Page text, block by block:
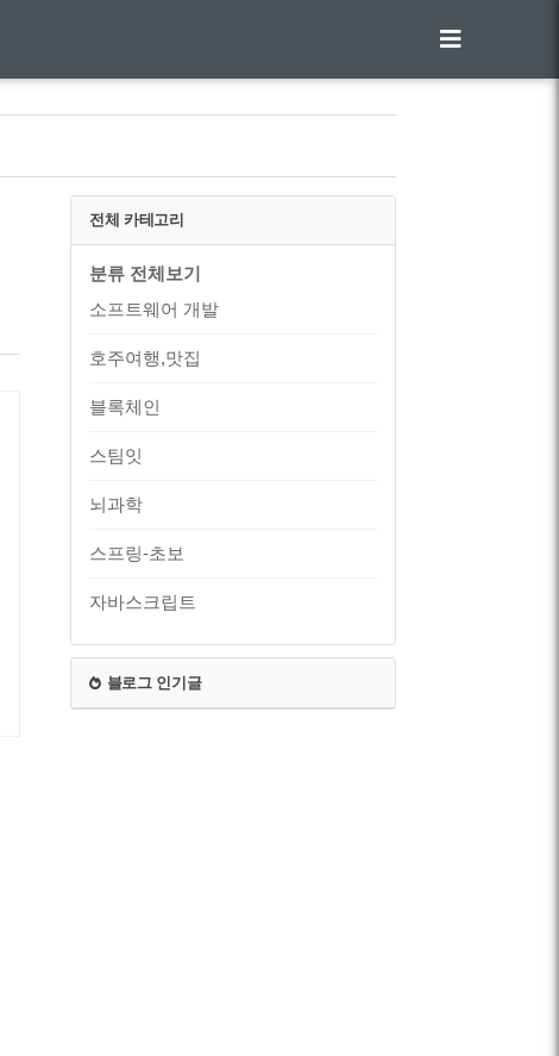
전체 카테고리
분류 전체보기
소프트웨어 개발
호주여행,맛집
블록체인
스팀잇
뇌과학
스프링-초보
자바스크립트
블로그 인기글